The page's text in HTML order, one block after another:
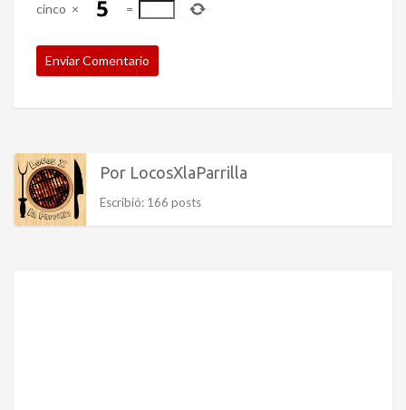
cinco × =
Por LocosXlaParrilla
Escribió: 166 posts